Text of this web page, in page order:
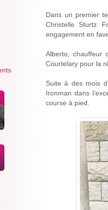
Dans un premier
Christelle Sturtz
engagement en
Alberto, chauffeur
Courtelary pour la
Suite à des mois
Ironman dans
course à pied.